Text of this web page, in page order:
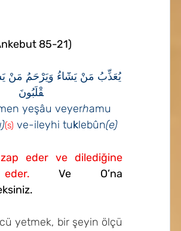
85-21)
يُعَذِّبُ مَنْ يَشَٓاءُ وَيَرْحَمُ مَنْ
قْلَبُونَ
yeşâu veyerhamu
(s) ve-ileyhi tuklebûn(e)
eder ve dilediğine
eder. Ve O’na
yetmek, bir şeyin ölçü